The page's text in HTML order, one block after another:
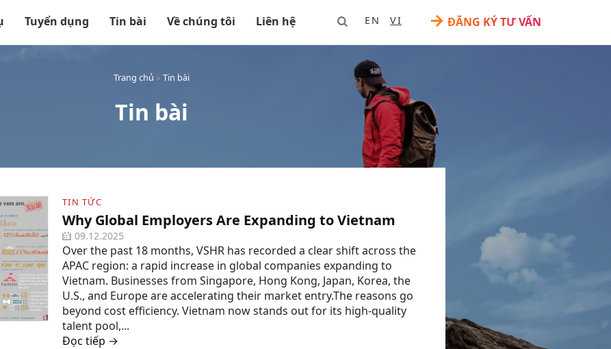
→ ĐĂNG KÝ TƯ VẤN
EN VI
Tuyển dụng Tin bài Về chúng tôi Liên hệ
Trang chủ » Tin bài
Tin bài
TIN TỨC
Why Global Employers Are Expanding to Vietnam
09.12.2025
Over the past 18 months, VSHR has recorded a clear shift across the
APAC region: a rapid increase in global companies expanding to
Vietnam. Businesses from Singapore, Hong Kong, Japan, Korea, the
U.S., and Europe are accelerating their market entry.The reasons go
beyond cost efficiency. Vietnam now stands out for its high-quality
talent pool,...
Đọc tiếp →